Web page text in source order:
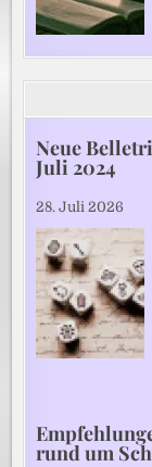
Neue
Juli 2024
28. Juli 2026
rund um